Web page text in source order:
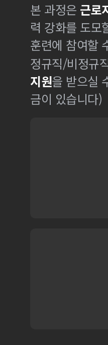
본 과정은 근로
력 강화를 도모
훈련에 참여할
정규직/비정규
지원을 받으실
금이 있습니다)